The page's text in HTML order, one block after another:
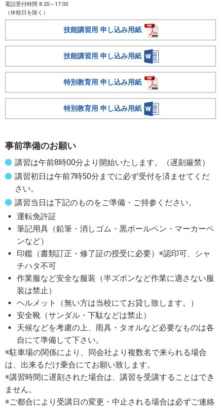
電話受付時間 8:20～17:00
（休校日を除く）
技能講習用 申し込み用紙
技能講習用 申し込み用紙
特別教育用 申し込み用紙
特別教育用 申し込み用紙
事前準備のお願い
講習は午前8時00分より開始いたします。（遅刻厳禁）
講習初日は午前7時50分までに必ず受付を済ませてくだ
さい。
講習当日は下記のものをご準備・ご持参ください。
運転免許証
筆記用具（鉛筆・消しゴム・黒ボールペン・マーカーペ
ンなど）
印鑑（書類訂正・修了証の授受に必要）※認印可、シャ
チハタ不可
作業服など安全な服装（半ズボンなど作業に適さない服
装は禁止）
ヘルメット（無い方は当校にてお貸し致します。）
安全靴（サンダル・下駄などは禁止）
天候などを考慮の上、雨具・タオルなど必要なものは各
自にて準備して下さい。
※駐車場の関係により、同会社より複数名で来られる場合
は、出来るだけ乗合にてお願い致します。
※講習時間に遅刻された場合は、講習を受講することはでき
ません。
※ご都合により受講日の変更・中止される場合は必ずご連絡